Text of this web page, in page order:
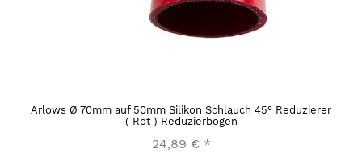
Arlows Ø 70mm auf 50mm Silikon Schlauch 45° Reduzierer
( Rot ) Reduzierbogen
24,89 € *